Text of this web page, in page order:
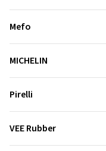
Mefo
MICHELIN
Pirelli
VEE Rubber